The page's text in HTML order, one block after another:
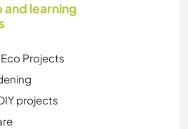
and learning
Projects
projects